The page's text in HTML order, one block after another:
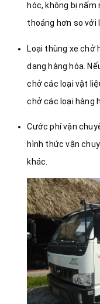
hóc, không bị
thoáng hơn so với
Loại thùng xe chở
dạng hàng hóa.
chở các loại vật
chở các loại hàng
Cước phí vận
hình thức vận
khác.